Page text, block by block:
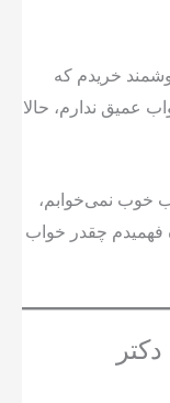
خریدم که
عمیق ندارم، حالا
نمی‌خوابم،
چقدر خواب